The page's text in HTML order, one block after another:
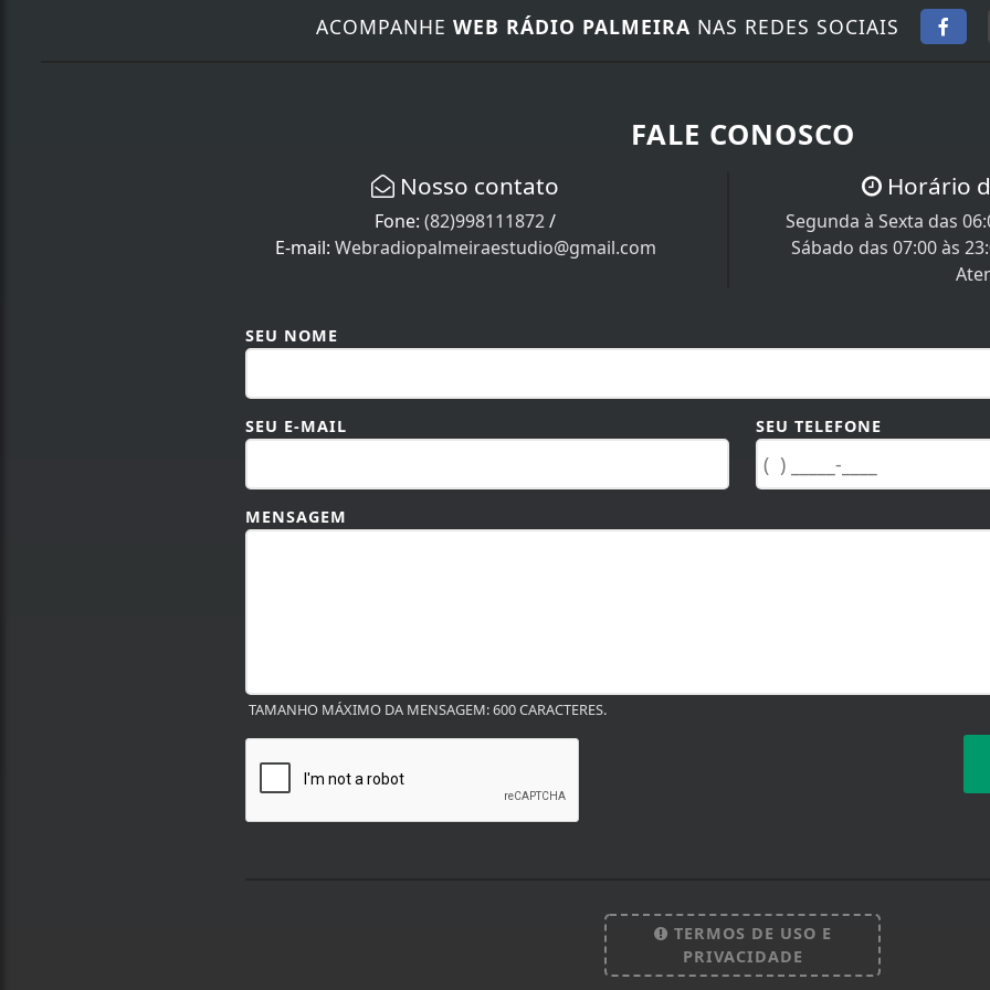
ACOMPANHE WEB RÁDIO PALMEIRA NAS REDES SOCIAIS
FALE CONOSCO
Nosso contato
Fone:(82)998111872/
E-mail: Webradiopalmeiraestudio@gmail.com
Horário
Segunda à Sexta das
Sábado das 07:00 às
SEU NOME
SEU E-MAIL SEU TELEFONE
MENSAGEM
TAMANHO MÁXIMO DA MENSAGEM: 600 CARACTERES.
TERMOS DE USO E
PRIVACIDADE